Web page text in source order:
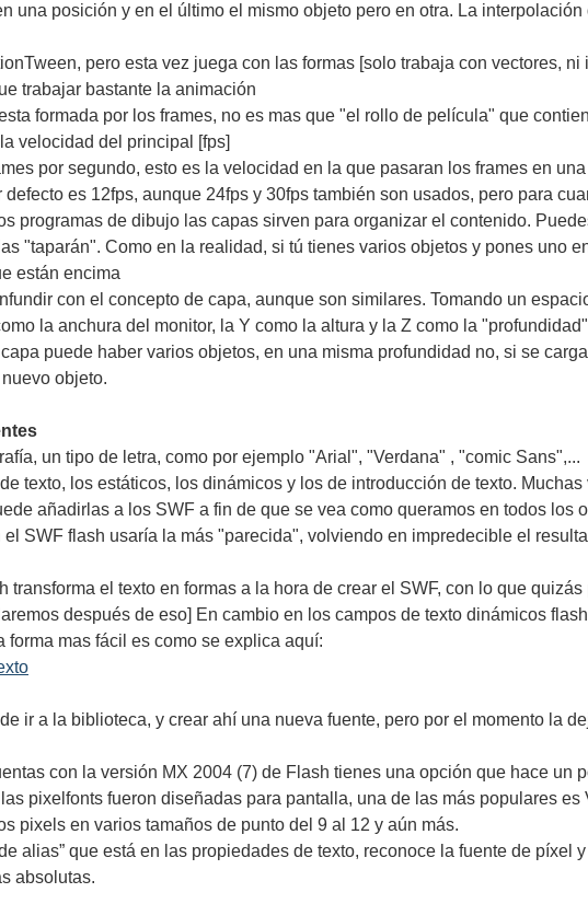
una posición y en el último el mismo objeto pero en otra. La
pero esta vez juega con las formas [solo trabaja con vectores,
trabajar bastante la animación
formada por los frames, no es mas que "el rollo de película" que
velocidad del principal [fps]
por segundo, esto es la velocidad en la que pasaran los frames en
es 12fps, aunque 24fps y 30fps también son usados, pero para
programas de dibujo las capas sirven para organizar el contenido.
"taparán". Como en la realidad, si tú tienes varios objetos y pones uno
están encima
con el concepto de capa, aunque son similares. Tomando un
la anchura del monitor, la Y como la altura y la Z como la
puede haber varios objetos, en una misma profundidad no, si se
objeto.
un tipo de letra, como por ejemplo "Arial", "Verdana" , "comic Sans",...
texto, los estáticos, los dinámicos y los de introducción de texto.
añadirlas a los SWF a fin de que se vea como queramos en todos los
SWF flash usaría la más "parecida", volviendo en impredecible el
transforma el texto en formas a la hora de crear el SWF, con lo que
después de eso] En cambio en los campos de texto dinámicos
forma mas fácil es como se explica aquí:
ir a la biblioteca, y crear ahí una nueva fuente, pero por el momento la
con la versión MX 2004 (7) de Flash tienes una opción que hace un
pixelfonts fueron diseñadas para pantalla, una de las más populares
pixels en varios tamaños de punto del 9 al 12 y aún más.
alias” que está en las propiedades de texto, reconoce la fuente de píxel
absolutas.